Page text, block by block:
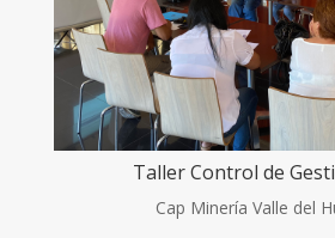
Taller Control de
Cap Minería Valle del